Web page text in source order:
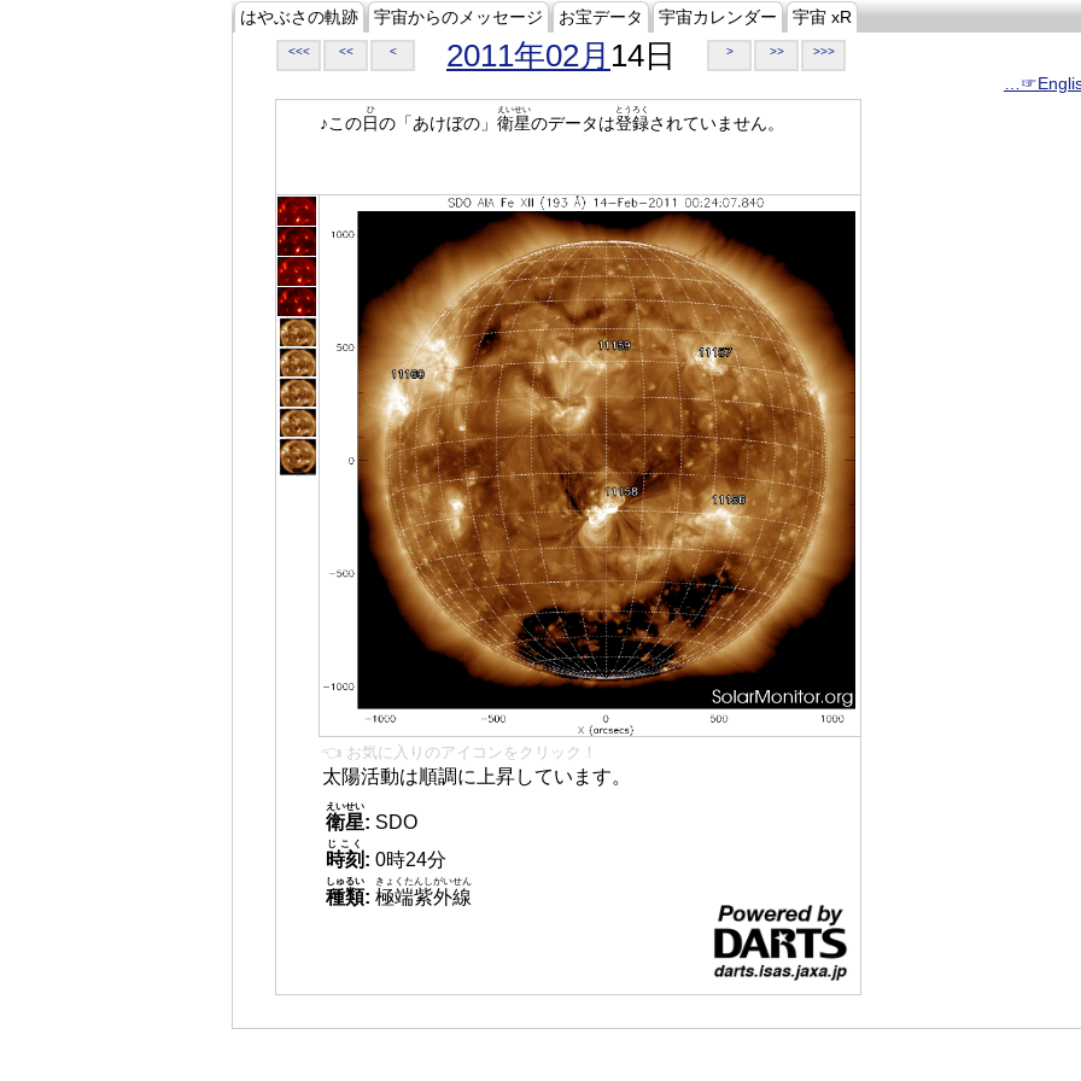
はやぶさの軌跡 宇宙からのメッセージ お宝データ 宇宙カレンダー 宇宙 xR
<<< << < 2011年02月 14日 > >> >>>
♪この日
ひ
の「あけぼの」 衛星
えいせい
のデータは登録
とうろく
されていません。
👈 お気に入りのアイコンをクリック！
太陽活動は順調に上昇しています。
衛星
えいせい
: SDO
時刻
じこく
: 0時24分
種類
しゅるい
: 極端紫外線
きょくたんしがいせん